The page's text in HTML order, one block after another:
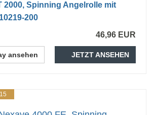
2000, Spinning Angelrolle mit
200
46,96 EUR
ansehen JETZT ANSEHEN